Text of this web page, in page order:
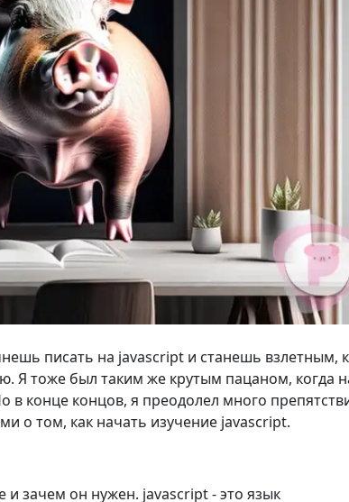
писать на jаvascript и станешь взлетным,
Я тоже был таким же крутым пацаном, когда
в конце концов, я преодолел много
о том, как начать изучение jаvascript.
и зачем он нужен. jаvascript - это язык